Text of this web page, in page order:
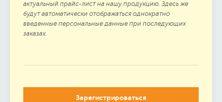
актуальный прайс-лист на нашу продукцию. Здесь же
будут автоматически отображаться однократно
введенные персональные данные при последующих
заказах.
Зарегистрироваться